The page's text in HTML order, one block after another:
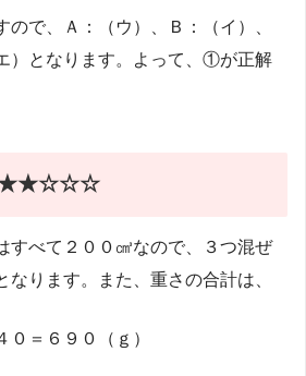
ので、Ａ：（ウ）、Ｂ：（イ）、
）となります。よって、①が正解
★★☆☆☆
すべて２００㎤なので、３つ混ぜ
なります。また、重さの合計は、
０＝６９０（ｇ）